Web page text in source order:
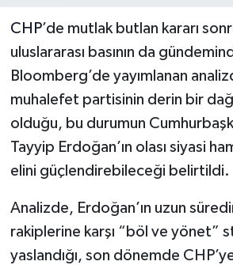
CHP’de mutlak butlan kararı
uluslararası basının da
Bloomberg’de yayımlanan
muhalefet partisinin derin bir
olduğu, bu durumun
Tayyip Erdoğan’ın olası siyasi
elini güçlendirebileceği belirtildi.
Analizde, Erdoğan’ın uzun
rakiplerine karşı “böl ve yönet”
yaslandığı, son dönemde